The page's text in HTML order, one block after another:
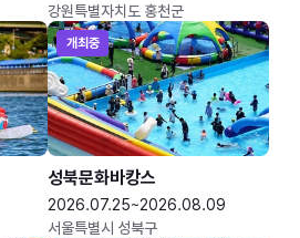
강원특별자치도 홍천군
개최중
성북문화바캉스
2026.07.25~2026.08.09
서울특별시 성북구